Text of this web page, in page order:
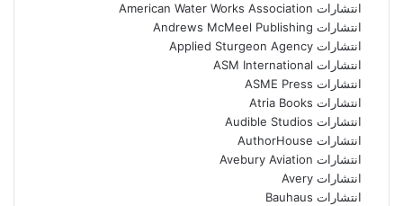
انتشارات American Water Works Association
انتشارات Andrews McMeel Publishing
انتشارات Applied Sturgeon Agency
انتشارات ASM International
انتشارات ASME Press
انتشارات Atria Books
انتشارات Audible Studios
انتشارات AuthorHouse
انتشارات Avebury Aviation
انتشارات Avery
انتشارات Bauhaus